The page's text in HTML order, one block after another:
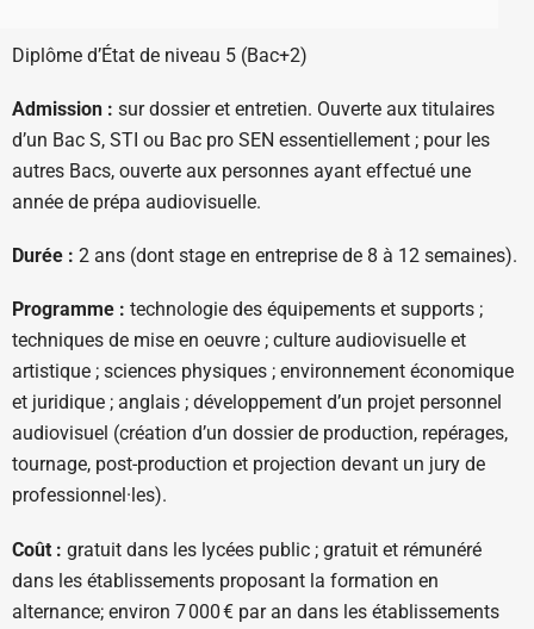
Diplôme d’État de niveau 5 (Bac+2)
Admission : sur dossier et entretien. Ouverte aux titulaires
d’un Bac S, STI ou Bac pro SEN essentiellement ; pour les
autres Bacs, ouverte aux personnes ayant effectué une
année de prépa audiovisuelle.
Durée : 2 ans (dont stage en entreprise de 8 à 12 semaines).
Programme : technologie des équipements et supports ;
techniques de mise en oeuvre ; culture audiovisuelle et
artistique ; sciences physiques ; environnement économique
et juridique ; anglais ; développement d’un projet personnel
audiovisuel (création d’un dossier de production, repérages,
tournage, post-production et projection devant un jury de
professionnel·les).
Coût : gratuit dans les lycées public ; gratuit et rémunéré
dans les établissements proposant la formation en
alternance; environ 7 000 € par an dans les établissements